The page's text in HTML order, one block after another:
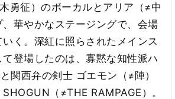
勇征）のボーカルとアリア（≠中
華やかなステージングで、会場
く。深紅に照らされたメインス
登場したのは、寡黙な知性派ハ
関西弁の剣士 ゴエモン（≠陣）
（≠THE RAMPAGE）。